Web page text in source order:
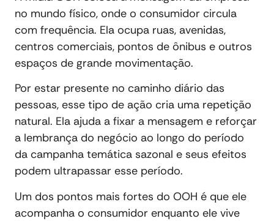
no mundo físico, onde o consumidor circula
com frequência. Ela ocupa ruas, avenidas,
centros comerciais, pontos de ônibus e outros
espaços de grande movimentação.
Por estar presente no caminho diário das
pessoas, esse tipo de ação cria uma repetição
natural. Ela ajuda a fixar a mensagem e reforçar
a lembrança do negócio ao longo do período
da campanha temática sazonal e seus efeitos
podem ultrapassar esse período.
Um dos pontos mais fortes do OOH é que ele
acompanha o consumidor enquanto ele vive